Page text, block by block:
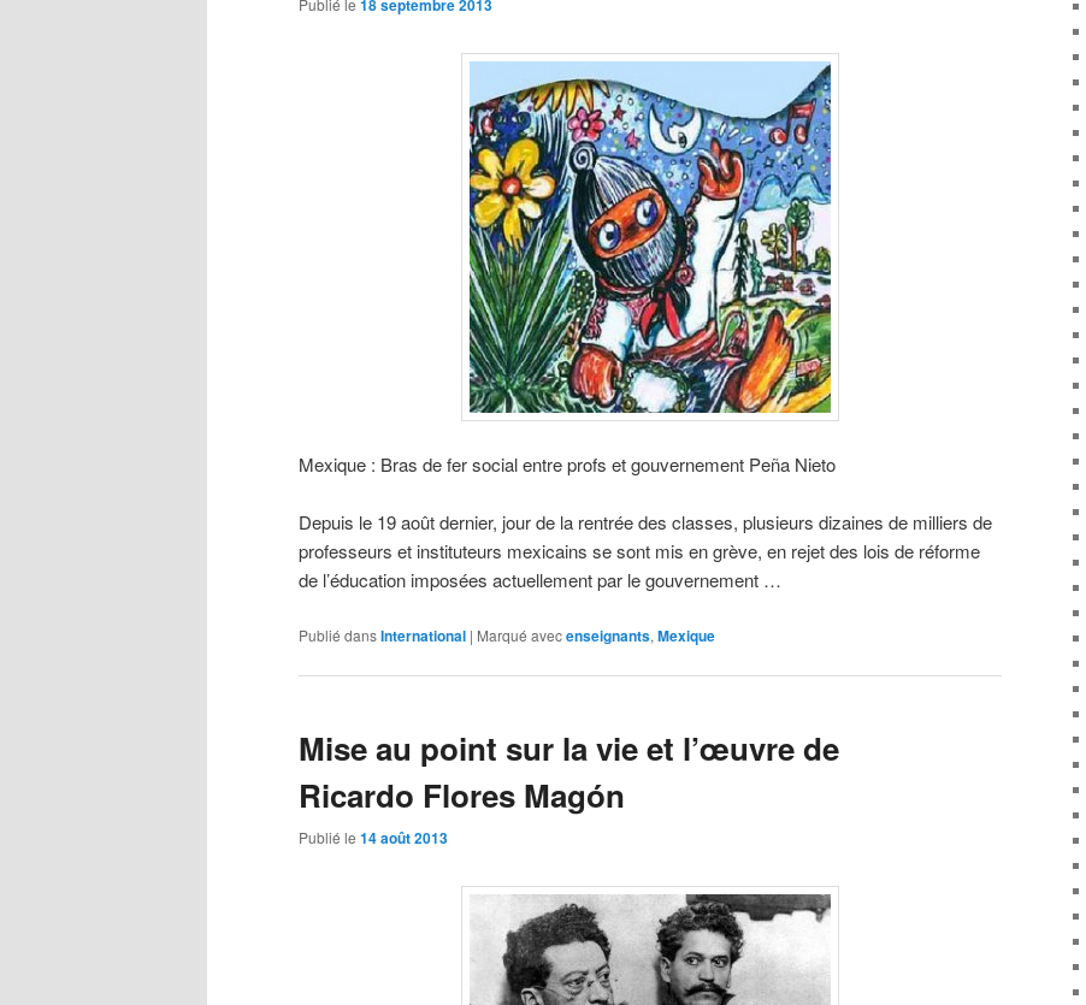
Publié le 18 septembre 2013
Mexique : Bras de fer social entre profs et gouvernement Peña Nieto
Depuis le 19 août dernier, jour de la rentrée des classes, plusieurs dizaines de milliers de
professeurs et instituteurs mexicains se sont mis en grève, en rejet des lois de réforme
de l’éducation imposées actuellement par le gouvernement …
Publié dansInternational | Marqué avecenseignants, Mexique
Mise au point sur la vie et l’œuvre de
Ricardo Flores Magón
Publié le 14 août 2013